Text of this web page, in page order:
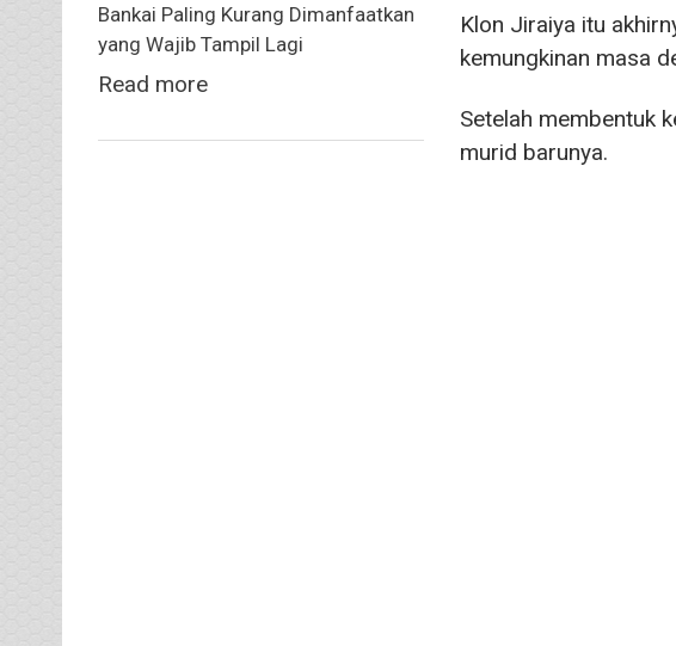
Klon Jiraiya itu
kemungkinan masa
Setelah membentuk
murid barunya.
Bankai Paling Kurang Dimanfaatkan
yang Wajib Tampil Lagi
Read more